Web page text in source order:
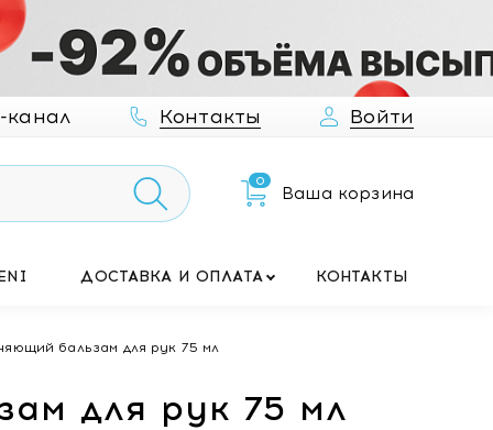
канал Контакты Войти
0
Ваша корзина
ДОСТАВКА И ОПЛАТА КОНТАКТЫ
бальзам для рук 75 мл
для рук 75 мл